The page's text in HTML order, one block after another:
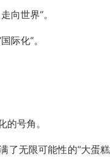
向世界”。
际化”。
号角。
了无限可能性的“大